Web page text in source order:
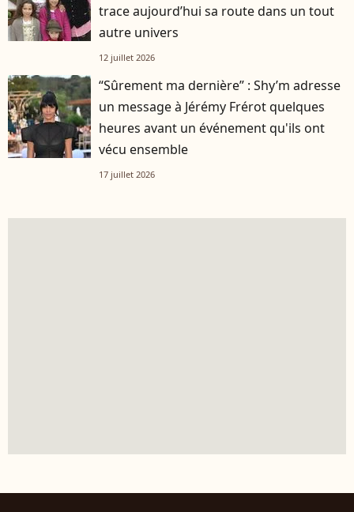
trace aujourd’hui sa route dans un tout
autre univers
12 juillet 2026
“Sûrement ma dernière” : Shy’m adresse
un message à Jérémy Frérot quelques
heures avant un événement qu'ils ont
vécu ensemble
17 juillet 2026